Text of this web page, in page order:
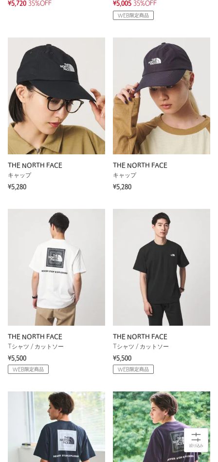
¥5,720 35%OFF
¥5,005 35%OFF
WEB限定商品
THE NORTH FACE
キャップ
¥5,280
THE NORTH FACE
キャップ
¥5,280
THE NORTH FACE
Tシャツ / カットソー
¥5,500
WEB限定商品
THE NORTH FACE
Tシャツ / カットソー
¥5,500
WEB限定商品
絞り込み